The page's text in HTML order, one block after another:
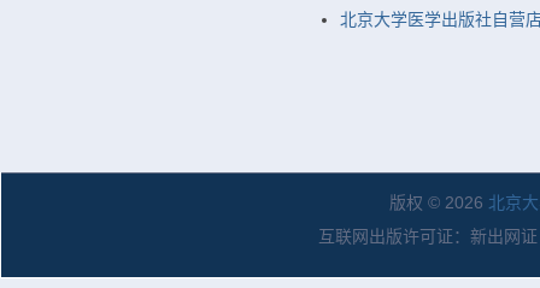
北京大学医学出版社自营
版权 © 2026 北京
互联网出版许可证：新出网